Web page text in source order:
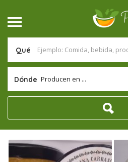
Qué
Dónde Producen en ...